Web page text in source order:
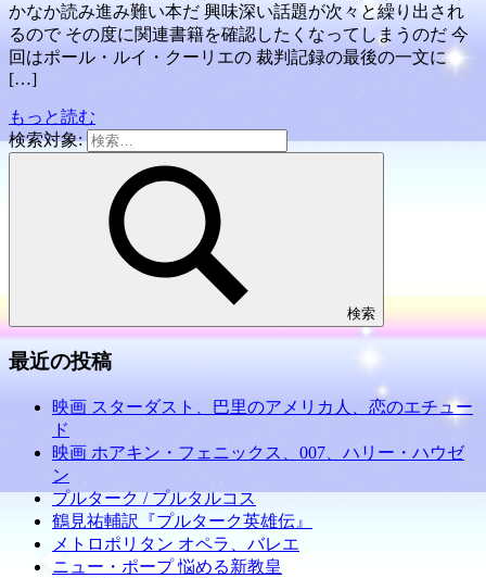
かなか読み進み難い本だ 興味深い話題が次々と繰り出され
るので その度に関連書籍を確認したくなってしまうのだ 今
回はポール・ルイ・クーリエの 裁判記録の最後の一文に
[…]
もっと読む
検索対象:
検索
最近の投稿
映画 スターダスト、巴里のアメリカ人、恋のエチュー
ド
映画 ホアキン・フェニックス、007、ハリー・ハウゼ
ン
プルターク / プルタルコス
鶴見祐輔訳『プルターク英雄伝』
メトロポリタン オペラ、バレエ
ニュー・ポープ 悩める新教皇